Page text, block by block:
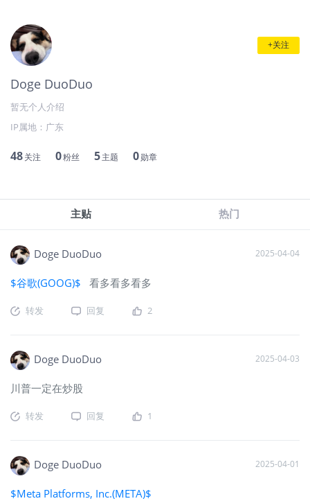
+关注
Doge DuoDuo
暂无个人介绍
IP属地： 广东
48关注 0粉丝 5主题 0勋章
主贴 热门
Doge DuoDuo 2025-04-04
$谷歌(GOOG)$ 看多看多看多
转发 回复 2
Doge DuoDuo 2025-04-03
川普一定在炒股
转发 回复 1
Doge DuoDuo 2025-04-01
$Meta Platforms, Inc.(META)$